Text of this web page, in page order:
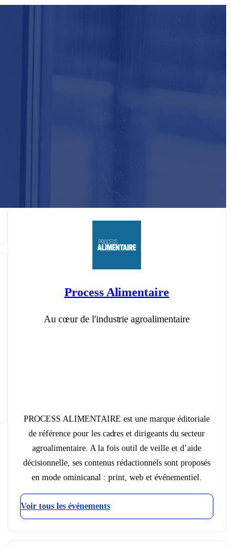
Process Alimentaire
Au cœur de l'industrie agroalimentaire
PROCESS ALIMENTAIRE est une marque éditoriale
de référence pour les cadres et dirigeants du secteur
agroalimentaire. A la fois outil de veille et d’aide
décisionnelle, ses contenus rédactionnels sont proposés
en mode ominicanal : print, web et événementiel.
Voir tous les événements